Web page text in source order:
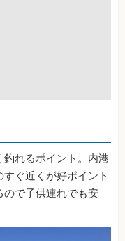
れるポイント。内港
ぐ近くが好ポイント
ので子供連れでも安